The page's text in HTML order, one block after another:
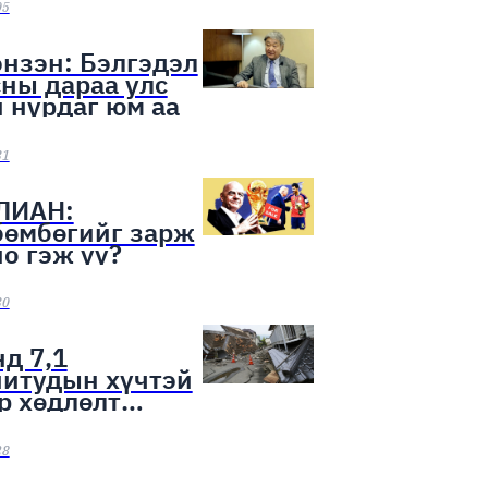
Бэлгэдэл
дараа улс
нурдаг юм аа
зарж
гэж үү?
7,1
хүчтэй
хөдлөлт